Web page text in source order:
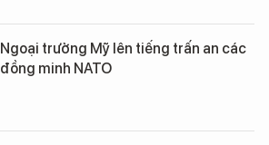
Ngoại trưởng Mỹ lên tiếng trấn an các
đồng minh NATO